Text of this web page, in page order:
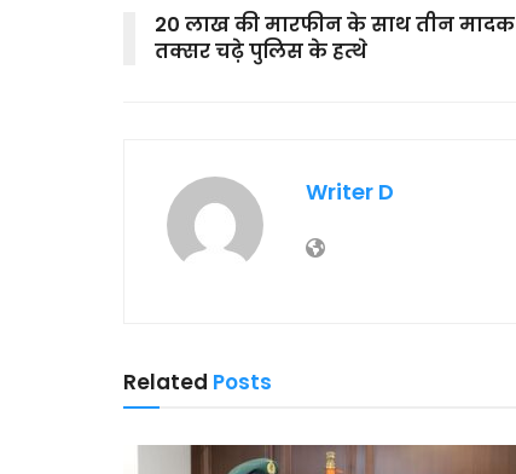
20 लाख की मारफीन के साथ तीन मादक
तक्सर चढ़े पुलिस के हत्थे
Writer D
Related Posts